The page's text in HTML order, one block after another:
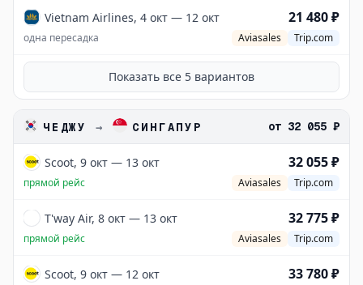
Vietnam Airlines, 4 окт — 12 окт 21 480 ₽
одна пересадка Aviasales Trip.com
Показать все 5 вариантов
ЧЕДЖУ → СИНГАПУР от 32 055 ₽
Scoot, 9 окт — 13 окт 32 055 ₽
прямой рейс Aviasales Trip.com
T'way Air, 8 окт — 13 окт 32 775 ₽
прямой рейс Aviasales Trip.com
Scoot, 9 окт — 12 окт 33 780 ₽